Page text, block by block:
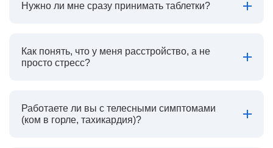
Нужно ли мне сразу принимать таблетки?
Как понять, что у меня расстройство, а не
просто стресс?
Работаете ли вы с телесными симптомами
(ком в горле, тахикардия)?